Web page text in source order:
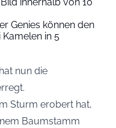
Genies können den
in 5
nun die
Sturm erobert hat,
Baumstamm